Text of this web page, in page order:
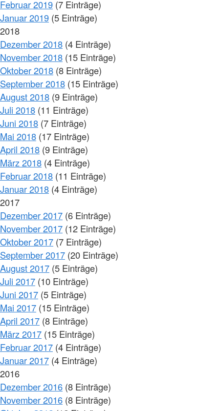
Februar 2019 (7 Einträge)
Januar 2019 (5 Einträge)
2018
Dezember 2018 (4 Einträge)
November 2018 (15 Einträge)
Oktober 2018 (8 Einträge)
September 2018 (15 Einträge)
August 2018 (9 Einträge)
Juli 2018 (11 Einträge)
Juni 2018 (7 Einträge)
Mai 2018 (17 Einträge)
April 2018 (9 Einträge)
März 2018 (4 Einträge)
Februar 2018 (11 Einträge)
Januar 2018 (4 Einträge)
2017
Dezember 2017 (6 Einträge)
November 2017 (12 Einträge)
Oktober 2017 (7 Einträge)
September 2017 (20 Einträge)
August 2017 (5 Einträge)
Juli 2017 (10 Einträge)
Juni 2017 (5 Einträge)
Mai 2017 (15 Einträge)
April 2017 (8 Einträge)
März 2017 (15 Einträge)
Februar 2017 (4 Einträge)
Januar 2017 (4 Einträge)
2016
Dezember 2016 (8 Einträge)
November 2016 (8 Einträge)